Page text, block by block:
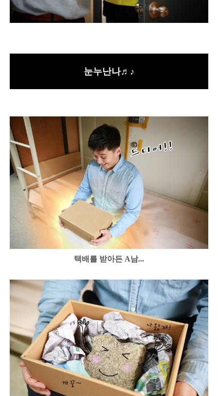
눈누난나♬♪
택배를 받아든 A남...